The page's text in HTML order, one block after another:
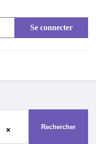
Se connecter
× Rechercher